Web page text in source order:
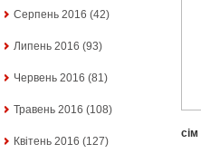
Серпень 2016 (42)
Липень 2016 (93)
Червень 2016 (81)
Травень 2016 (108)
Квітень 2016 (127)
сім